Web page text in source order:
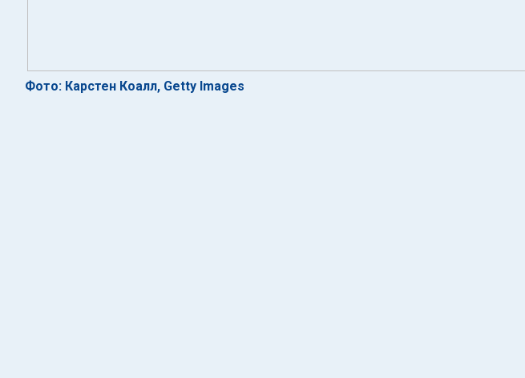
Фото: Карстен Коалл, Getty Images